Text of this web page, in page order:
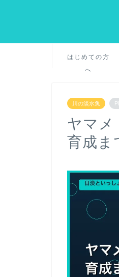
はじめての方
へ
川の淡水魚
ヤマメ
育成ま